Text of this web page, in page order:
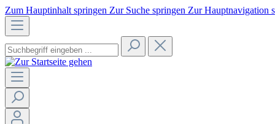
Zum Hauptinhalt springen Zur Suche springen Zur Hauptnavigation